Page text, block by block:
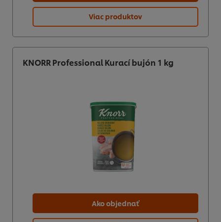
Viac produktov
KNORR Professional Kurací bujón 1 kg
Ako objednať